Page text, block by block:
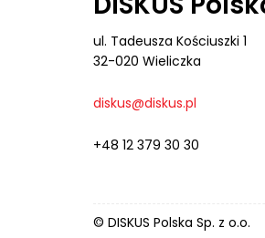
ul. Tadeusza Kościuszki 1
32-020 Wieliczka
diskus@diskus.pl
+48 12 379 30 30
© DISKUS Polska Sp. z o.o.